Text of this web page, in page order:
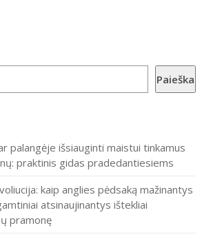
Paieška
palangėje išsiauginti maistui tinkamus
praktinis gidas pradedantiesiems
kaip anglies pėdsaką mažinantys
atsinaujinantys ištekliai
pramonę